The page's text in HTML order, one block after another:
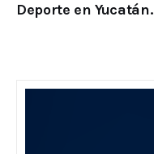
Deporte en Yucatán.